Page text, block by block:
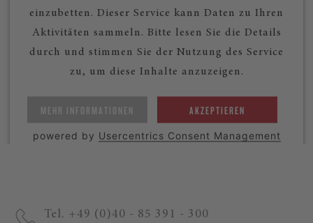
einzubetten. Dieser Service kann Daten zu Ihren
Aktivitäten sammeln. Bitte lesen Sie die Details
durch und stimmen Sie der Nutzung des Service
zu, um diese Inhalte anzuzeigen.
MEHR INFORMATIONEN AKZEPTIEREN
powered by Usercentrics Consent Management
Tel. +49 (0)40 - 85 391 - 300